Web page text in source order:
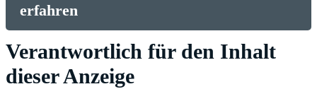
erfahren
Verantwortlich für den Inhalt
dieser Anzeige